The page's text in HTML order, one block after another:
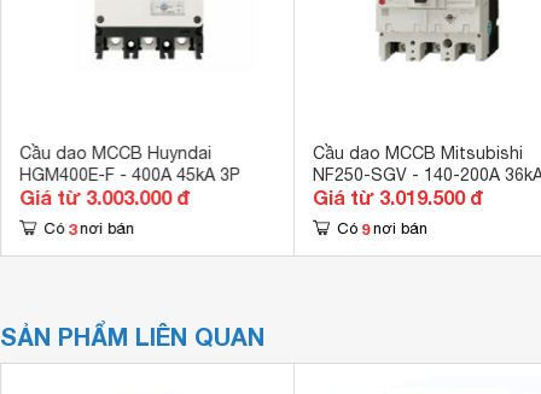
Cầu dao MCCB Huyndai
HGM400E-F - 400A 45kA 3P
Giá từ 3.003.000 đ
Có 3 nơi bán
Cầu dao MCCB Mitsubishi
NF250-SGV - 140-200A
Giá từ 3.019.500 đ
Có 9 nơi bán
SẢN PHẨM LIÊN QUAN